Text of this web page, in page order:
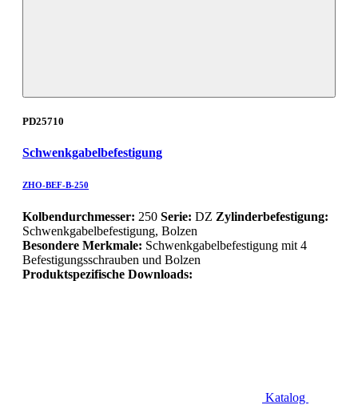
PD25710
Schwenkgabelbefestigung
ZHO-BEF-B-250
Kolbendurchmesser: 250 Serie: DZ Zylinderbefestigung:
Schwenkgabelbefestigung, Bolzen
Besondere Merkmale: Schwenkgabelbefestigung mit 4
Befestigungsschrauben und Bolzen
Produktspezifische Downloads:
Katalog